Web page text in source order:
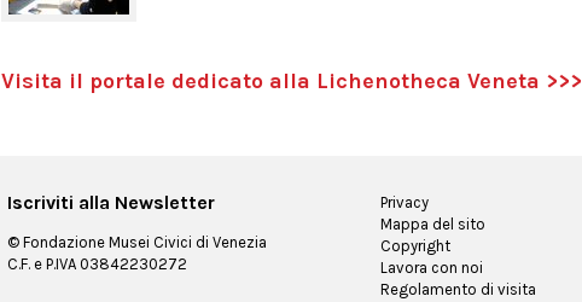
Visita il portale dedicato alla Lichenotheca Veneta >>>
Iscriviti alla Newsletter
© Fondazione Musei Civici di Venezia
C.F. e P.IVA 03842230272
Privacy
Mappa del sito
Copyright
Lavora con noi
Regolamento di visita